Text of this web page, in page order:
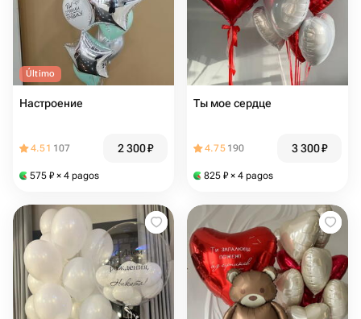
Último
Настроение
4.51 107 2 300₽
575 ₽ × 4 pagos
Ты мое сердце
4.75 190 3 300₽
825 ₽ × 4 pagos